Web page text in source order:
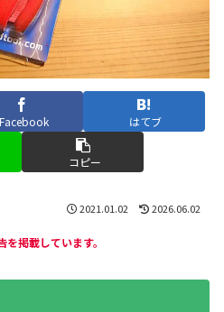
Facebook はてブ
コピー
2021.01.02 2026.06.02
掲載しています。